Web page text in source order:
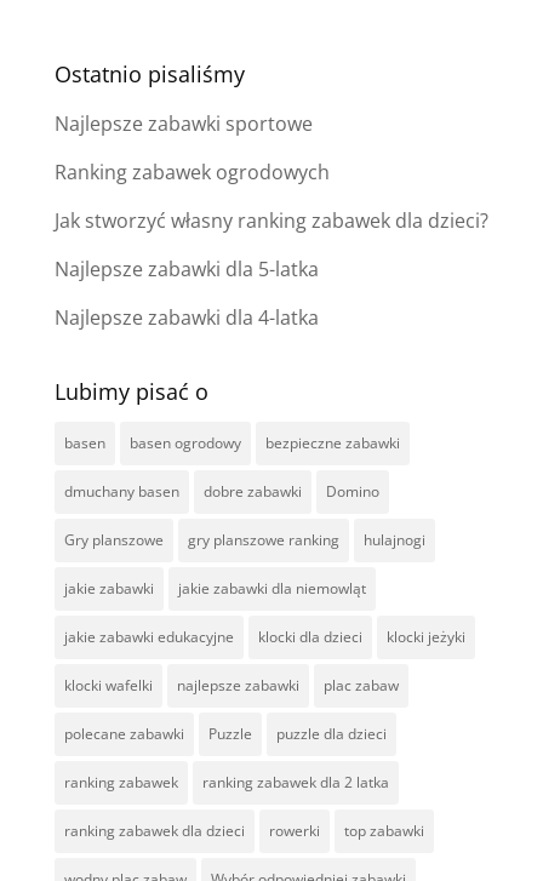
Ostatnio pisaliśmy
Najlepsze zabawki sportowe
Ranking zabawek ogrodowych
Jak stworzyć własny ranking zabawek dla dzieci?
Najlepsze zabawki dla 5-latka
Najlepsze zabawki dla 4-latka
Lubimy pisać o
basen basen ogrodowy bezpieczne zabawki
dmuchany basen dobre zabawki Domino
Gry planszowe gry planszowe ranking hulajnogi
jakie zabawki jakie zabawki dla niemowląt
jakie zabawki edukacyjne klocki dla dzieci klocki jeżyki
klocki wafelki najlepsze zabawki plac zabaw
polecane zabawki Puzzle puzzle dla dzieci
ranking zabawek ranking zabawek dla 2 latka
ranking zabawek dla dzieci rowerki top zabawki